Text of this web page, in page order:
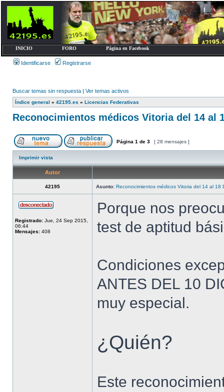
INICIO FORO Página en Facebook
Identificarse Registrarse
Buscar temas sin respuesta | Ver temas activos
Índice general » 42195.es » Licencias Federativas
Reconocimientos médicos Vitoria del 14 al
Página 1 de 3 [ 28 mensajes ]
Imprimir vista
Autor
42195 Asunto: Reconocimientos médicos Vitoria del 14 al 18
Registrado: Jue, 24 Sep 2015,
06:44
Mensajes: 408
Porque nos
test de aptitud
Condiciones
ANTES DEL 10
muy especial.
¿Quién?
Este